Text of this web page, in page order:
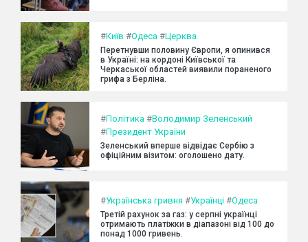
#Київ #Одеса #Церква
Перетнувши половину Європи, я опинився
в Україні: на кордоні Київської та
Черкаської областей виявили пораненого
грифа з Берліна.
#Політика #Володимир Зеленський
#Президент України
Зеленський вперше відвідає Сербію з
офіційним візитом: оголошено дату.
#Українська гривня #Українці #Одеса
Третій рахунок за газ: у серпні українці
отримають платіжки в діапазоні від 100 до
понад 1000 гривень.